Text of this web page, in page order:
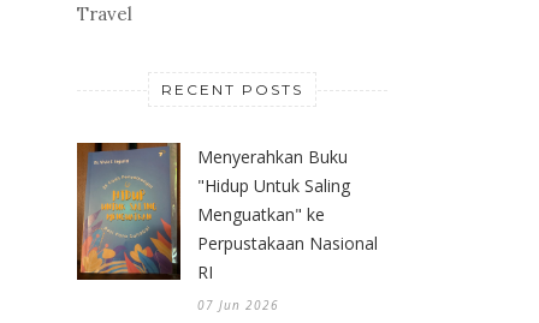
Travel
RECENT POSTS
Menyerahkan Buku
"Hidup Untuk Saling
Menguatkan" ke
Perpustakaan Nasional
RI
07 Jun 2026